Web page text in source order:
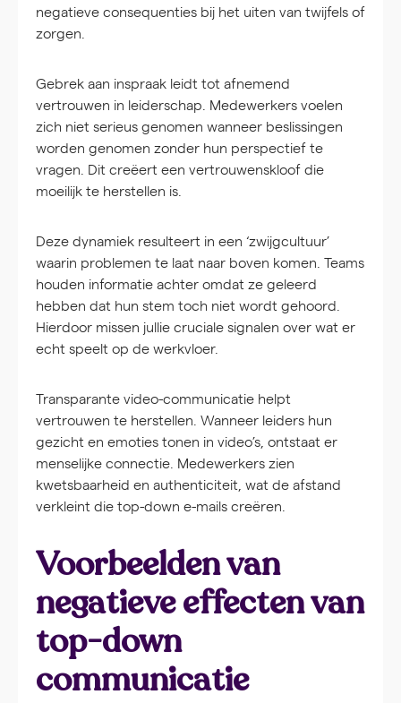
negatieve consequenties bij het uiten van twijfels of
zorgen.
Gebrek aan inspraak leidt tot afnemend
vertrouwen in leiderschap. Medewerkers voelen
zich niet serieus genomen wanneer beslissingen
worden genomen zonder hun perspectief te
vragen. Dit creëert een vertrouwenskloof die
moeilijk te herstellen is.
Deze dynamiek resulteert in een ‘zwijgcultuur’
waarin problemen te laat naar boven komen. Teams
houden informatie achter omdat ze geleerd
hebben dat hun stem toch niet wordt gehoord.
Hierdoor missen jullie cruciale signalen over wat er
echt speelt op de werkvloer.
Transparante video-communicatie helpt
vertrouwen te herstellen. Wanneer leiders hun
gezicht en emoties tonen in video’s, ontstaat er
menselijke connectie. Medewerkers zien
kwetsbaarheid en authenticiteit, wat de afstand
verkleint die top-down e-mails creëren.
Voorbeelden van
negatieve effecten van
top-down
communicatie